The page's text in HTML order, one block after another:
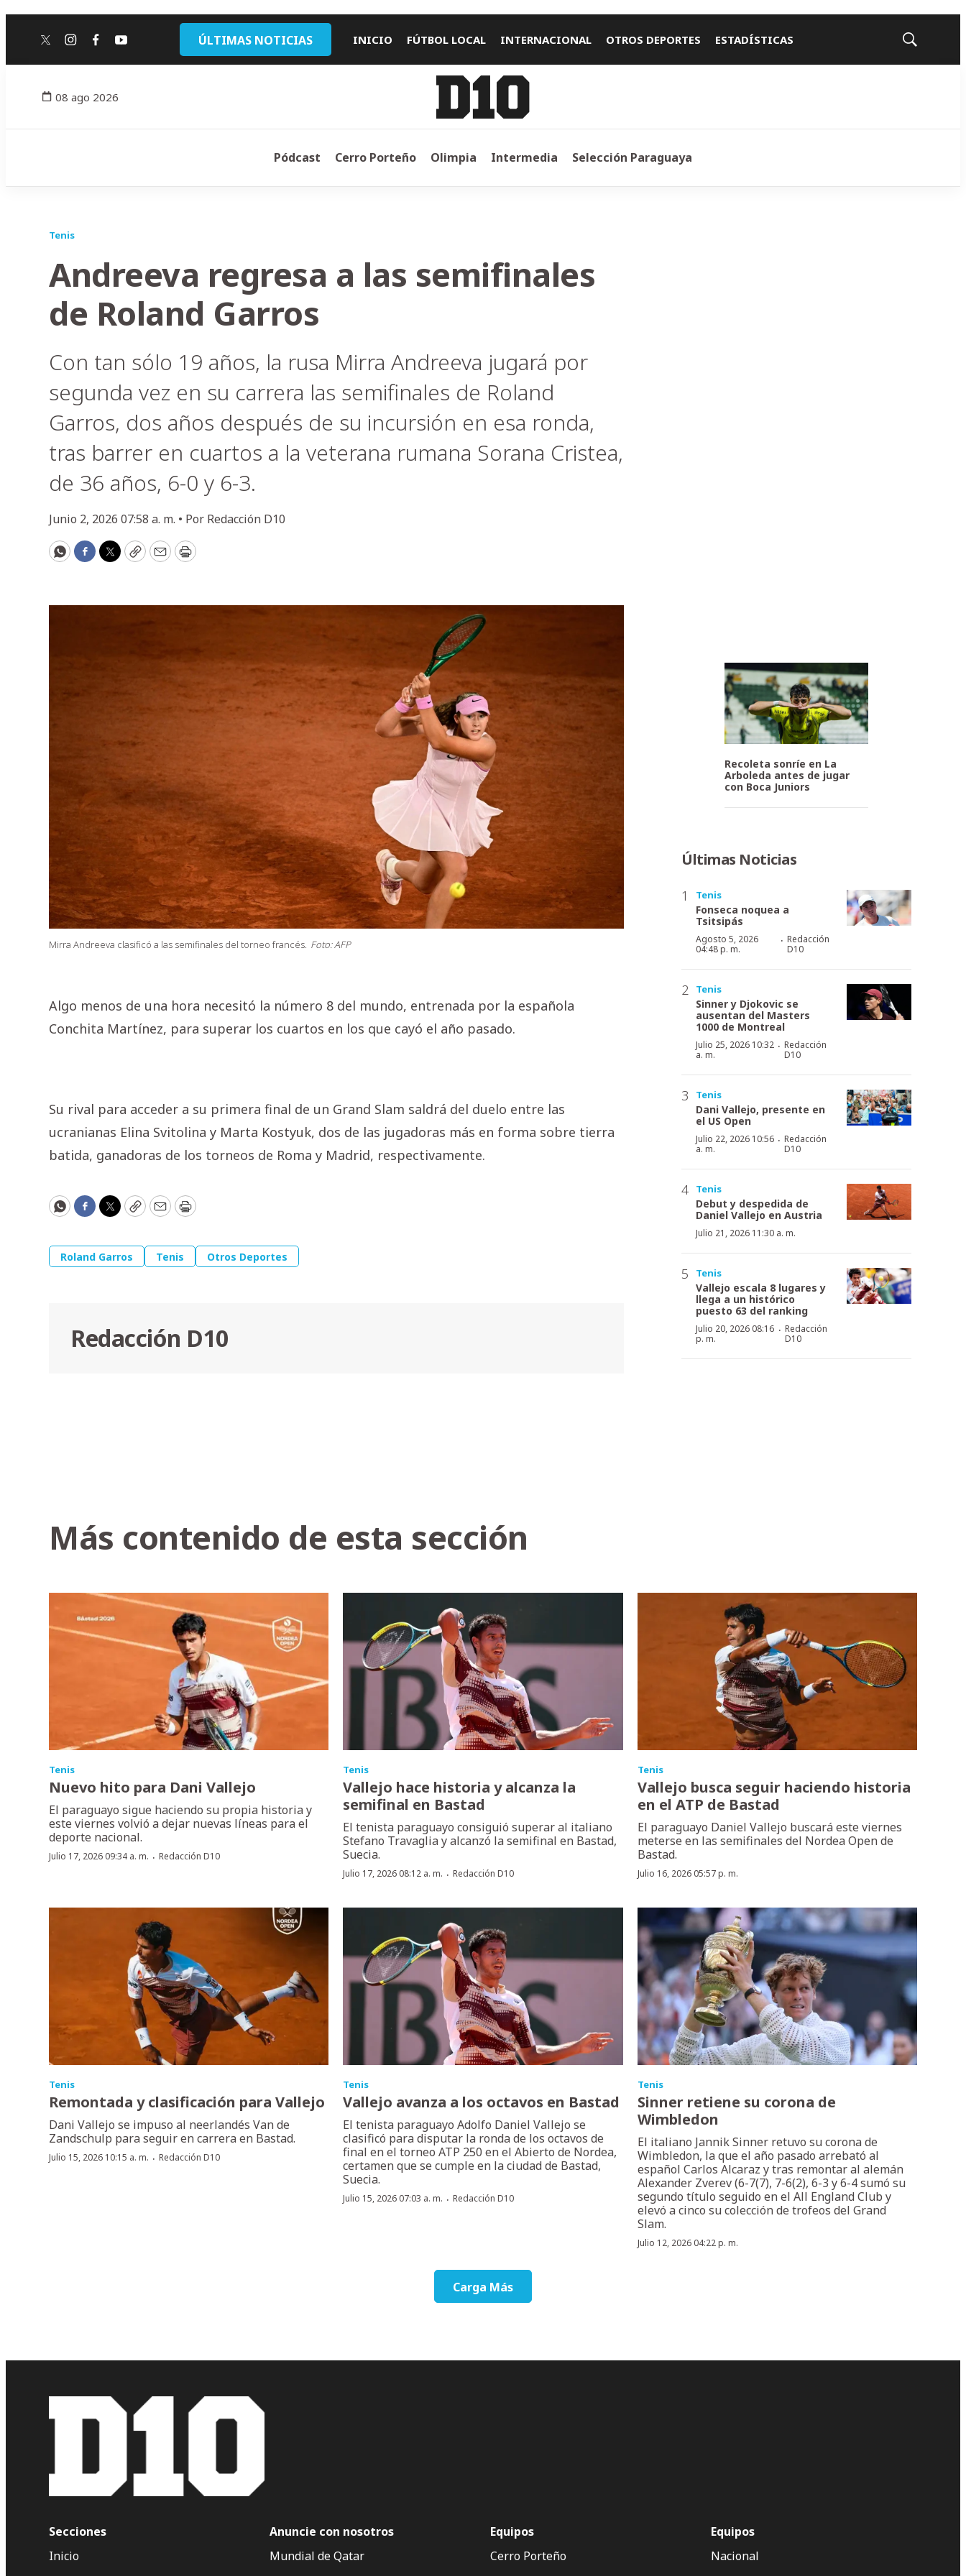
twitterinstagram
facebook
youtube ÚLTIMAS NOTICIAS INICIO FÚTBOL LOCAL INTERNACIONAL OTROS DEPORTES ESTADÍSTICAS
Mostrar
08 ago 2026
Pódcast Cerro Porteño Olimpia Intermedia Selección Paraguaya
Tenis
Andreeva regresa a las semifinales
de Roland Garros
Con tan sólo 19 años, la rusa Mirra Andreeva jugará por
segunda vez en su carrera las semifinales de Roland
Garros, dos años después de su incursión en esa ronda,
tras barrer en cuartos a la veterana rumana Sorana Cristea,
de 36 años, 6-0 y 6-3.
Junio 2, 2026 07:58 a. m. • Por Redacción D10
WhatsApp
Facebook
Twitter
CopyEmailPrint
Mirra Andreeva clasificó a las semifinales del torneo francés. Foto: AFP
Algo menos de una hora necesitó la número 8 del mundo, entrenada por la española
Conchita Martínez, para superar los cuartos en los que cayó el año pasado.
Su rival para acceder a su primera final de un Grand Slam saldrá del duelo entre las
ucranianas Elina Svitolina y Marta Kostyuk, dos de las jugadoras más en forma sobre tierra
batida, ganadoras de los torneos de Roma y Madrid, respectivamente.
WhatsApp
Facebook
Twitter
CopyEmailPrint
Roland Garros Tenis Otros Deportes
Redacción D10
Recoleta sonríe en La
Arboleda antes de jugar
con Boca Juniors
Últimas Noticias
Tenis
Fonseca noquea a
Tsitsipás
Agosto 5, 2026
04:48 p. m.
· Redacción
D10
Tenis
Sinner y Djokovic se
ausentan del Masters
1000 de Montreal
Julio 25, 2026 10:32
a. m.
·Redacción
D10
Tenis
Dani Vallejo, presente en
el US Open
Julio 22, 2026 10:56
a. m.
·Redacción
D10
Tenis
Debut y despedida de
Daniel Vallejo en Austria
Julio 21, 2026 11:30 a. m.
Tenis
Vallejo escala 8 lugares y
llega a un histórico
puesto 63 del ranking
Julio 20, 2026 08:16
p. m.
· Redacción
D10
Más contenido de esta sección
Tenis
Nuevo hito para Dani Vallejo
El paraguayo sigue haciendo su propia historia y
este viernes volvió a dejar nuevas líneas para el
deporte nacional.
Julio 17, 2026 09:34 a. m. · Redacción D10
Tenis
Vallejo hace historia y alcanza la
semifinal en Bastad
El tenista paraguayo consiguió superar al italiano
Stefano Travaglia y alcanzó la semifinal en Bastad,
Suecia.
Julio 17, 2026 08:12 a. m. ·Redacción D10
Tenis
Vallejo busca seguir haciendo historia
en el ATP de Bastad
El paraguayo Daniel Vallejo buscará este viernes
meterse en las semifinales del Nordea Open de
Bastad.
Julio 16, 2026 05:57 p. m.
Tenis
Remontada y clasificación para Vallejo
Dani Vallejo se impuso al neerlandés Van de
Zandschulp para seguir en carrera en Bastad.
Julio 15, 2026 10:15 a. m. · Redacción D10
Tenis
Vallejo avanza a los octavos en Bastad
El tenista paraguayo Adolfo Daniel Vallejo se
clasificó para disputar la ronda de los octavos de
final en el torneo ATP 250 en el Abierto de Nordea,
certamen que se cumple en la ciudad de Bastad,
Suecia.
Julio 15, 2026 07:03 a. m. ·Redacción D10
Tenis
Sinner retiene su corona de
Wimbledon
El italiano Jannik Sinner retuvo su corona de
Wimbledon, la que el año pasado arrebató al
español Carlos Alcaraz y tras remontar al alemán
Alexander Zverev (6-7(7), 7-6(2), 6-3 y 6-4 sumó su
segundo título seguido en el All England Club y
elevó a cinco su colección de trofeos del Grand
Slam.
Julio 12, 2026 04:22 p. m.
Carga Más
Secciones
Inicio
Anuncie con nosotros
Mundial de Qatar
Equipos
Cerro Porteño
Equipos
Nacional